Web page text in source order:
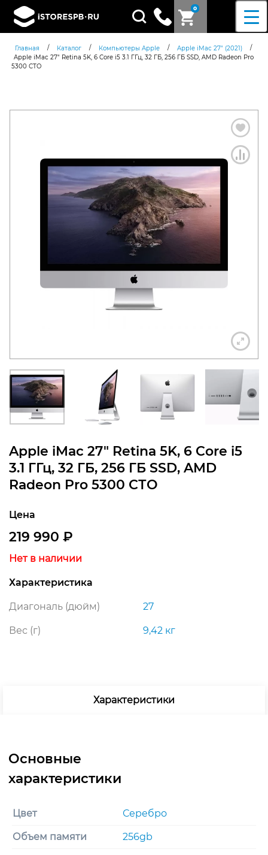
0
Поиск
товаров
Главная / Каталог / Компьютеры Apple / Apple iMac 27" (2021)
/
Apple iMac 27″ Retina 5K, 6 Core i5 3.1 ГГц, 32 ГБ, 256 ГБ SSD, AMD Radeon Pro
5300 СТО
Apple iMac 27″ Retina 5K, 6 Core i5
3.1 ГГц, 32 ГБ, 256 ГБ SSD, AMD
Radeon Pro 5300 СТО
Цена
219 990 ₽
Нет в наличии
Характеристика
Диагональ (дюйм) 27
Вес (г) 9,42 кг
Характеристики
Цвет Серебро
Объем памяти 256gb
Согласен cполитикой
конфиденциальности
+7 812 318-40-14
(c 10:00 до 21:00, без
выходных)